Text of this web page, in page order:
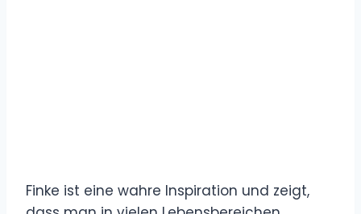
Finke ist eine wahre Inspiration und zeigt,